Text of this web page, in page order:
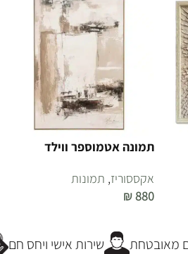
תמונה אטמוספר ווילד
אקססוריז, תמונות
₪880
שירות אישי ויחס חם מאובטחת